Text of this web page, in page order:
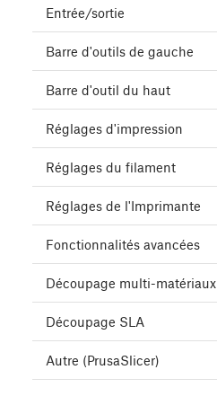
Entrée/sortie
Barre d'outils de gauche
Barre d'outil du haut
Réglages d'impression
Réglages du filament
Réglages de l'Imprimante
Fonctionnalités avancées
Découpage multi-matériaux
Découpage SLA
Autre (PrusaSlicer)